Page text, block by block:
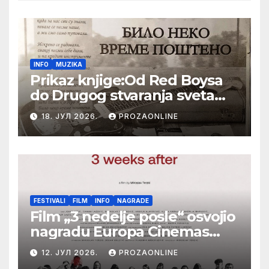
Festival evropskog filma Palić
INFO MUZIKA
Prikaz knjige:Od Red Boysa
do Drugog stvaranja sveta
(bilo neko vreme pošteno)
(autor- Zlatomira Sremca,
Botoš 2022. godine,
samizdat)
18. ЈУЛ 2026. PROZAONLINE
FESTIVALI FILM INFO NAGRADE
Film „3 nedelje posle“ osvojio
nagradu Europa Cinemas
Label na Filmskom festivalu
u Karlovim Varima
12. ЈУЛ 2026. PROZAONLINE